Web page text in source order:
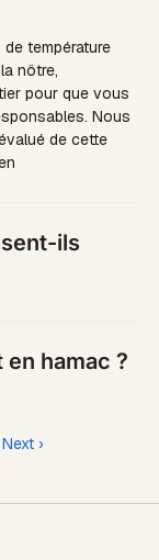
température
nôtre,
pour que vous
Nous
de cette
ils
hamac ?
Next ›